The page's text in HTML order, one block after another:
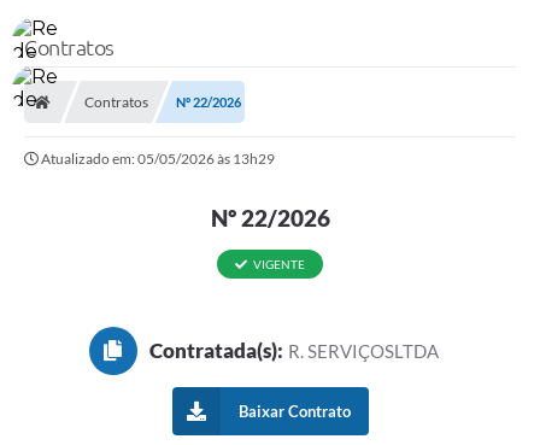
Contratos
Contratos Nº 22/2026
Atualizado em: 05/05/2026 às 13h29
Nº 22/2026
VIGENTE
Contratada(s): R. SERVIÇOSLTDA
Baixar Contrato